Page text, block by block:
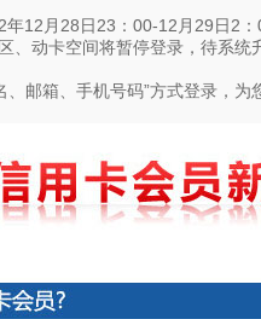
12月28日23：00-12月29日2
、动卡空间将暂停登录，待系统
、邮箱、手机号码”方式登录，